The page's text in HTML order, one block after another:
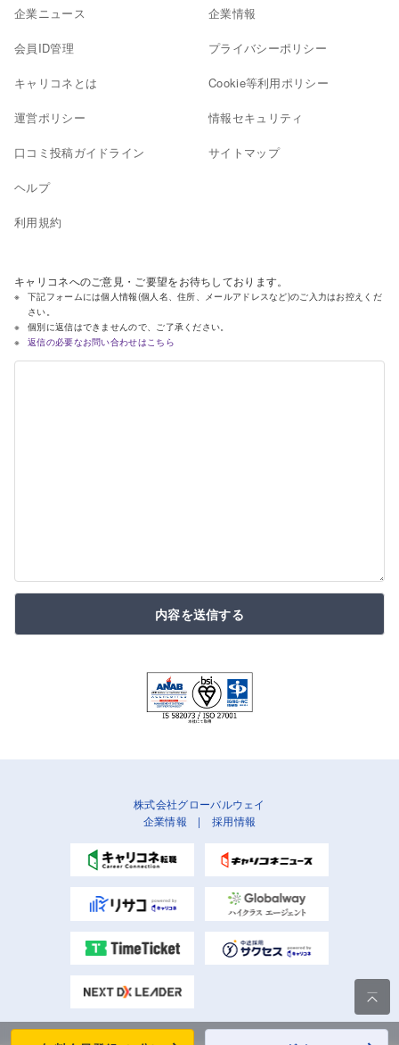
企業ニュース
会員ID管理
キャリコネとは
運営ポリシー
口コミ投稿ガイドライン
ヘルプ
利用規約
企業情報
プライバシーポリシー
Cookie等利用ポリシー
情報セキュリティ
サイトマップ
キャリコネへのご意見・ご要望をお待ちしております。
下記フォームには個人情報(個人名、住所、メールアドレスなど)のご入力はお控えくだ
さい。
個別に返信はできませんので、ご了承ください。
返信の必要なお問い合わせはこちら
内容を送信する
株式会社グローバルウェイ
企業情報 | 採用情報
